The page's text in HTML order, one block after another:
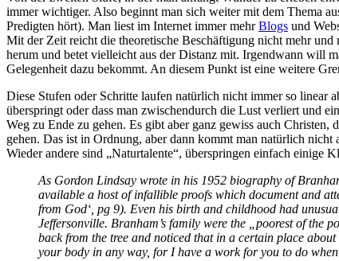
immer wichtiger. Also beginnt man sich weiter mit dem Thema
Predigten hört). Man liest im Internet immer mehrBlogs und
Mit der Zeit reicht die theoretische Beschäftigung nicht mehr
herum und betet vielleicht aus der Distanz mit. Irgendwann will
Gelegenheit dazu bekommt. An diesem Punkt ist eine weitere
Diese Stufen oder Schritte laufen natürlich nicht immer so linear
überspringt oder dass man zwischendurch die Lust verliert und
Weg zu Ende zu gehen. Es gibt aber ganz gewiss auch
gehen. Das ist in Ordnung, aber dann kommt man natürlich nicht
Wieder andere sind „Naturtalente“, überspringen einfach einige
As Gordon Lindsay wrote in his 1952 biography of
available a host of infallible proofs which document and
from God‘, pg 9). Even his birth and childhood had
Jeffersonville. Branham’s family were the „poorest of the
back from the tree and noticed that in a certain place
your body in any way, for I have a work for you to do